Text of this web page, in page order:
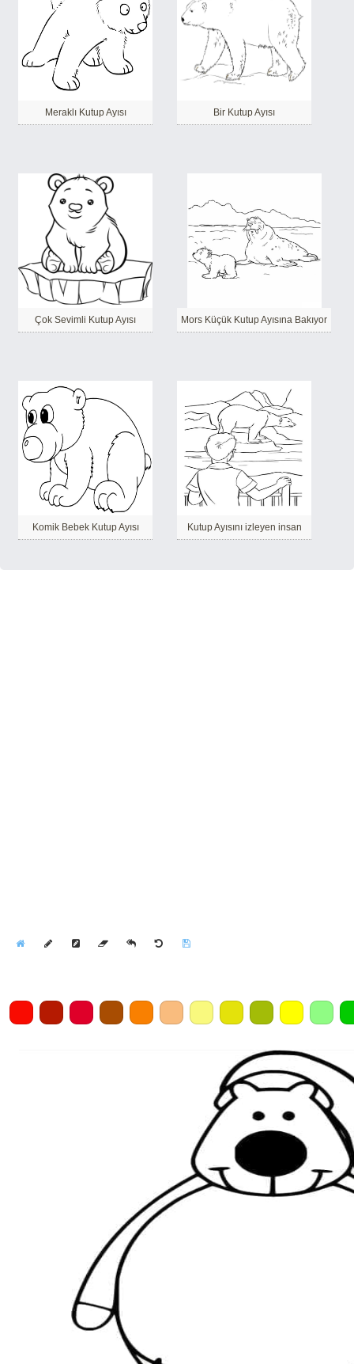
Meraklı Kutup Ayısı Bir Kutup Ayısı
Çok Sevimli Kutup Ayısı Mors Küçük Kutup Ayısına Bakıyor
Komik Bebek Kutup Ayısı Kutup Ayısını izleyen insan